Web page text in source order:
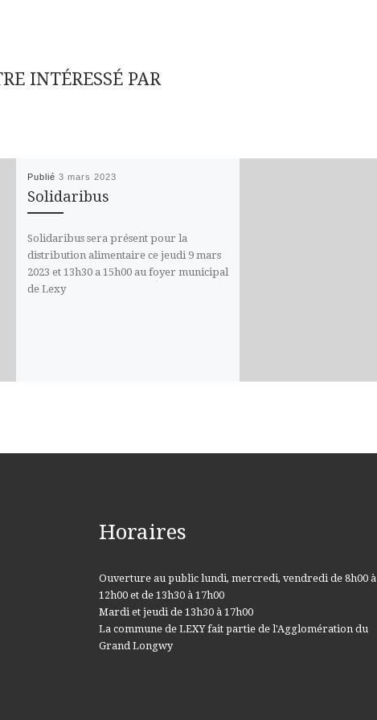
INTÉRESSÉ PAR
Publié 3 mars 2023
Solidaribus
Solidaribus sera présent pour la
distribution alimentaire ce jeudi 9 mars
2023 et 13h30 a 15h00 au foyer municipal
de Lexy
Horaires
Ouverture au public lundi, mercredi, vendredi de 8h00 à
12h00 et de 13h30 à 17h00
Mardi et jeudi de 13h30 à 17h00
La commune de LEXY fait partie de l'Agglomération du
Grand Longwy